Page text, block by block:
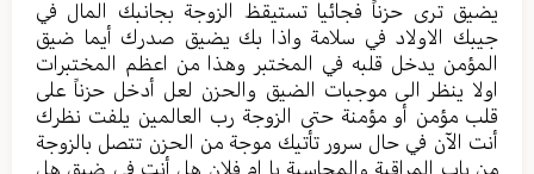
يضيق ترى حزناً فجائيا تستيقظ الزوجة بجانبك المال في
جيبك الاولاد في سلامة واذا بك يضيق صدرك أيما ضيق
المؤمن يدخل قلبه في المختبر وهذا من اعظم المختبرات
اولا ينظر الى موجبات الضيق والحزن لعل أدخل حزناً على
قلب مؤمن أو مؤمنة حتى الزوجة رب العالمين يلفت نظرك
أنت الآن في حال سرور تأتيك موجة من الحزن تتصل بالزوجة
من باب المراقبة والمحاسبة يا ام فلان هل أنت في ضيق هل